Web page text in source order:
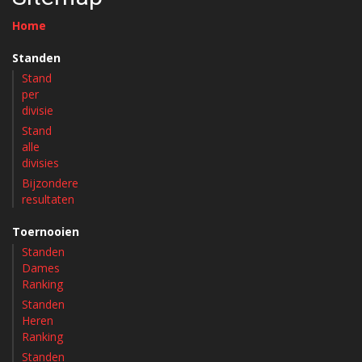
Home
Standen
Stand
per
divisie
Stand
alle
divisies
Bijzondere
resultaten
Toernooien
Standen
Dames
Ranking
Standen
Heren
Ranking
Standen